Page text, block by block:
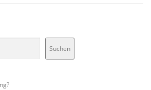
Suchen